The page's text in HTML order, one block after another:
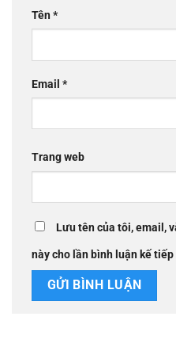
Tên*
Email *
Trang web
Lưu tên của tôi, email,
này cho lần bình luận kế